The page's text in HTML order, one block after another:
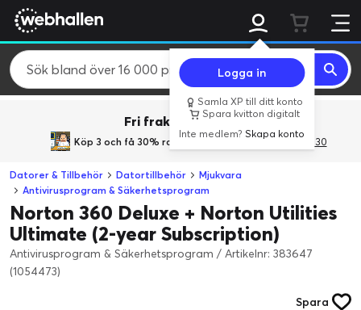
Logga in
Samla XP till ditt konto
Spara kvitton digitalt
Inte medlem?Skapa konto
Fri frakt över 800 kr.
Köp 3 och få 30% rabatt med rabattkoden 3Gives30
Datorer & Tillbehör Datortillbehör
Mjukvara
Antivirusprogram & Säkerhetsprogram
Norton 360 Deluxe + Norton Utilities
Ultimate (2-year Subscription)
Antivirusprogram & Säkerhetsprogram / Artikelnr: 383647
(1054473)
Spara